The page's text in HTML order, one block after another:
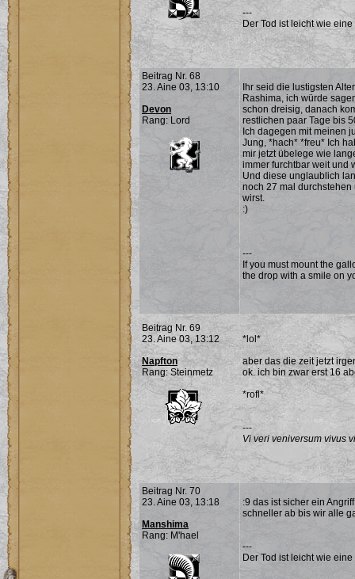
---
Der Tod ist leicht wie
Beitrag Nr. 68
23. Aine 03, 13:10
Devon
Rang: Lord
Ihr seid die lustigsten
Rashima, ich würde
schon dreisig, danach
restlichen paar Tage bis
Ich dagegen mit meinen
Jung, *hach* *freu* Ich
mir jetzt übelege wie
immer furchtbar weit und
Und diese unglaublich
noch 27 mal
wirst.
:)
---
If you must mount the
the drop with a smile on
Beitrag Nr. 69
23. Aine 03, 13:12
Napfton
Rang: Steinmetz
*lol*
aber das die zeit jetzt
ok. ich bin zwar erst 16
*rofl*
---
Vi veri veniversum vivus
Beitrag Nr. 70
23. Aine 03, 13:18
Manshima
Rang: M'hael
:9 das ist sicher ein
schneller ab bis wir alle
---
Der Tod ist leicht wie